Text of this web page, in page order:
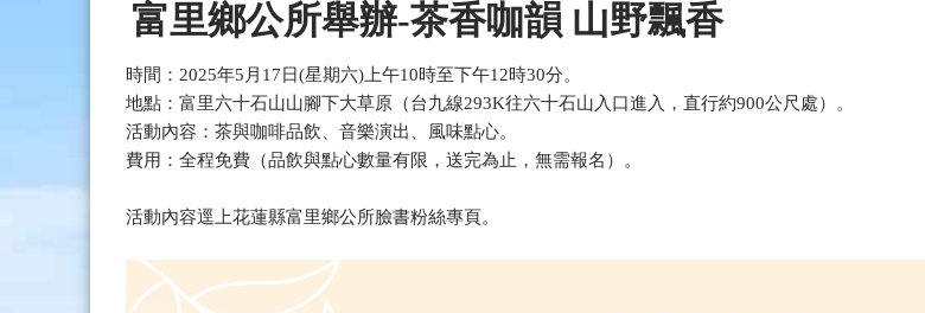
富里鄉公所舉辦-茶香咖韻 山野飄香
時間：2025年5月17日(星期六)上午10時至下午12時30分。
地點：富里六十石山山腳下大草原（台九線293K往六十石山入口進入，直行約900公尺處）。
活動內容：茶與咖啡品飲、音樂演出、風味點心。
費用：全程免費（品飲與點心數量有限，送完為止，無需報名）。
活動內容逕上花蓮縣富里鄉公所臉書粉絲專頁。